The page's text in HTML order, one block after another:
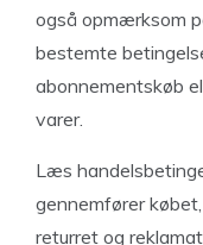
også opmærksom
bestemte
abonnementskøb
varer.
Læs
gennemfører
returret og